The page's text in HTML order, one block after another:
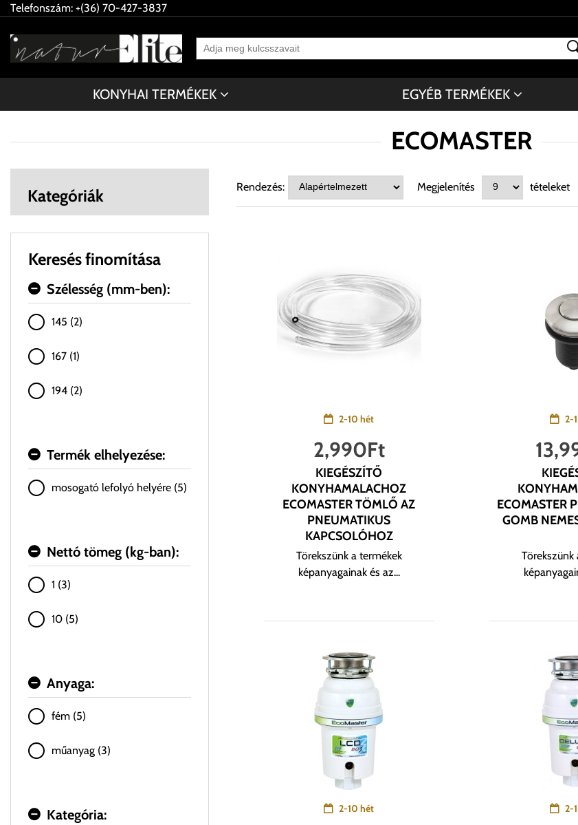
Telefonszám: +(36) 70-427-3837
KONYHAI TERMÉKEK EGYÉB TERMÉKEK
ECOMASTER
Kategóriák
Keresés finomítása
Szélesség (mm-ben):
145 (2)
167 (1)
194 (2)
Termék elhelyezése:
mosogató lefolyó helyére (5)
Nettó tömeg (kg-ban):
1 (3)
10 (5)
Anyaga:
fém (5)
műanyag (3)
Kategória:
Rendezés: Megjelenítés tételeket
2-10 hét
2,990Ft
KIEGÉSZÍTŐ
KONYHAMALACHOZ
ECOMASTER TÖMLŐ AZ
PNEUMATIKUS
KAPCSOLÓHOZ
Törekszünk a termékek
képanyagainak és az...
2-
ECOMASTER
GOMB
Törekszünk
2-10 hét 2-